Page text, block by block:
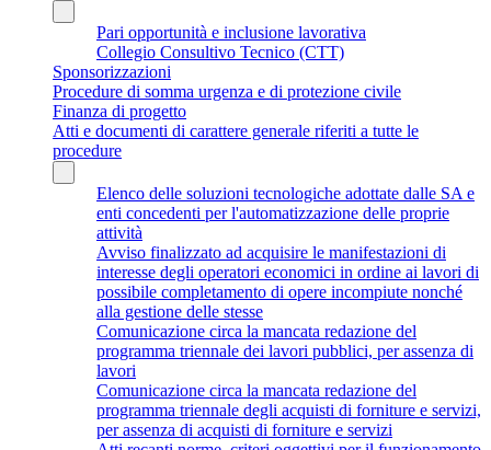
Pari opportunità e inclusione lavorativa
Collegio Consultivo Tecnico (CTT)
Sponsorizzazioni
Procedure di somma urgenza e di protezione civile
Finanza di progetto
Atti e documenti di carattere generale riferiti a tutte le
procedure
Elenco delle soluzioni tecnologiche adottate dalle SA e
enti concedenti per l'automatizzazione delle proprie
attività
Avviso finalizzato ad acquisire le manifestazioni di
interesse degli operatori economici in ordine ai lavori di
possibile completamento di opere incompiute nonché
alla gestione delle stesse
Comunicazione circa la mancata redazione del
programma triennale dei lavori pubblici, per assenza di
lavori
Comunicazione circa la mancata redazione del
programma triennale degli acquisti di forniture e servizi,
per assenza di acquisti di forniture e servizi